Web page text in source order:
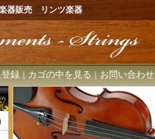
器販売 リンツ楽器
録 ｜ カゴの中を見る ｜ お問い合わせ